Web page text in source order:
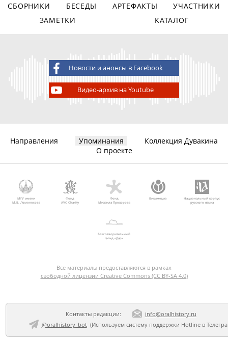
СБОРНИКИ БЕСЕДЫ АРТЕФАКТЫ
УЧАСТНИКИ
ЗАМЕТКИ
КАТАЛОГ
Новости и анонсы в Facebook
Видео-архив на Youtube
Направления Упоминания
Коллекция Дувакина
О проекте
МГУ имени
М.В. Ломоносова
Фонд
AVC Charity
Фонд
Михаила Прохорова
Викимедиа
Национальный корпус
русского языка
Благотворительный
фонд «Дар»
Все материалы предоставляются в рамках
свободной лицензии Creative Commons (CC BY-SA 4.0)
Контакты редакции:
info@oralhistory.ru
@oralhistory_bot(Используем систему поддержки Hotline в